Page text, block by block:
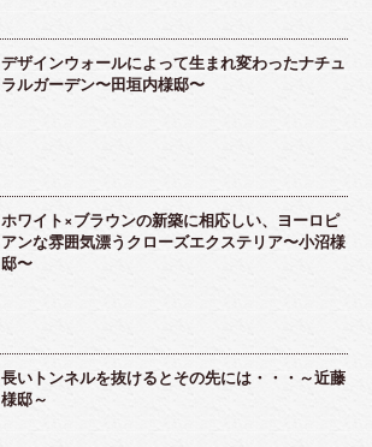
デザインウォールによって生まれ変わったナチュ
ラルガーデン〜田垣内様邸〜
ホワイト×ブラウンの新築に相応しい、ヨーロピ
アンな雰囲気漂うクローズエクステリア〜小沼様
邸〜
長いトンネルを抜けるとその先には・・・～近藤
様邸～